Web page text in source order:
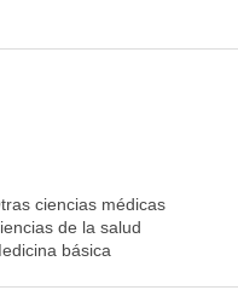
ciencias médicas
de la salud
básica